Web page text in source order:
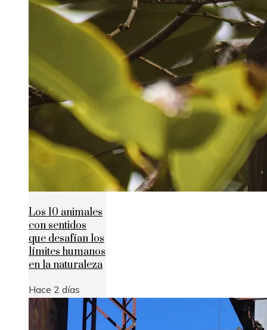
Los 10 animales
con sentidos
que desafían los
límites humanos
en la naturaleza
Hace 2 días